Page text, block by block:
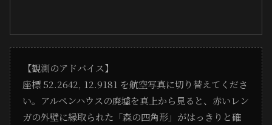
【観測のアドバイス】
座標 52.2642, 12.9181 を航空写真に切り替えてくださ
い。アルペンハウスの廃墟を真上から見ると、赤いレン
ガの外壁に縁取られた「森の四角形」がはっきりと確